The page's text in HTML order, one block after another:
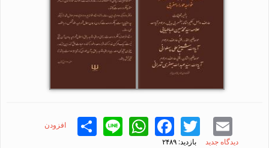
Email
Twitter
Facebook
WhatsApp
Line
Share
افزودن
دیدگاه جدید
بازدید: ۲۴۸۹